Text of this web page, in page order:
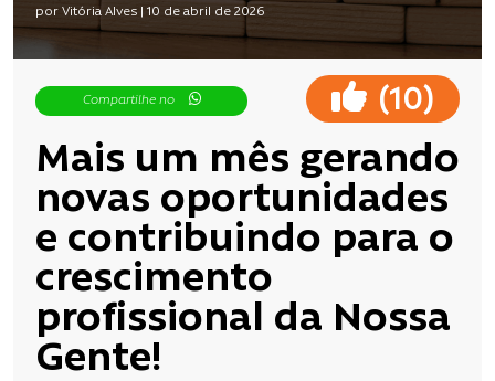
por Vitória Alves | 10 de abril de 2026
Compartilhe no (10)
Mais um mês gerando
novas oportunidades
e contribuindo para o
crescimento
profissional da Nossa
Gente!